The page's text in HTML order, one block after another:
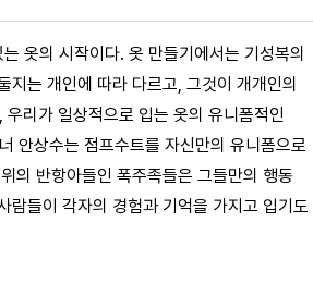
옷의 시작이다. 옷 만들기에서는 기성복의
는 개인에 따라 다르고, 그것이 개개인의
리가 일상적으로 입는 옷의 유니폼적인
안상수는 점프수트를 자신만의 유니폼으로
의 반항아들인 폭주족들은 그들만의 행동
람들이 각자의 경험과 기억을 가지고 입기도